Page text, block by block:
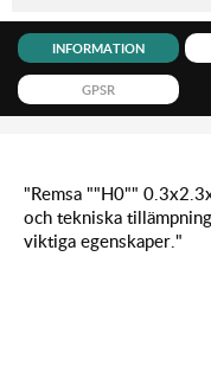
INFORMATION
GPSR
"Remsa ""H0""
och tekniska
viktiga egenskaper."